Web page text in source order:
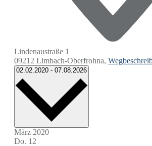
Lindenaustraße 1
09212 Limbach-Oberfrohna,
02.02.2020 - 07.08.2026 Datum
März 2020
Do. 12